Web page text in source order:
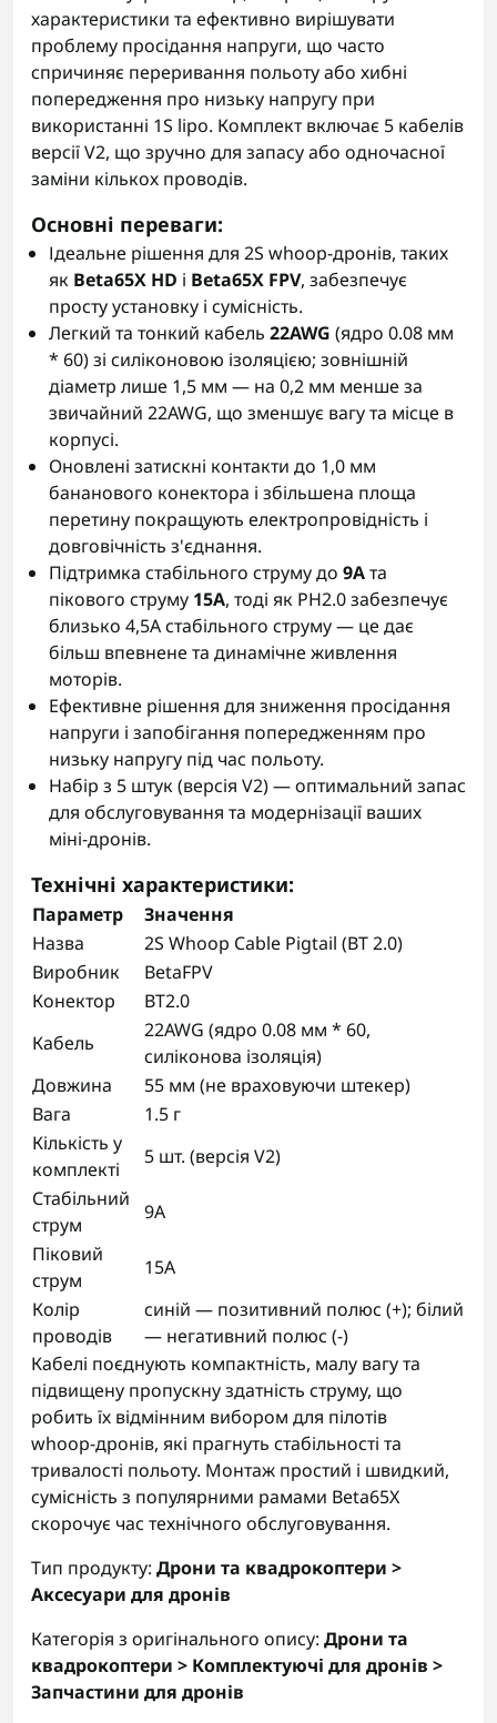
характеристики та ефективно вирішувати
проблему просідання напруги, що часто
спричиняє переривання польоту або хибні
попередження про низьку напругу при
використанні 1S lipo. Комплект включає 5 кабелів
версії V2, що зручно для запасу або одночасної
заміни кількох проводів.
Основні переваги:
Ідеальне рішення для 2S whoop‑дронів, таких
як Beta65X HD і Beta65X FPV, забезпечує
просту установку і сумісність.
Легкий та тонкий кабель 22AWG (ядро 0.08 мм
* 60) зі силіконовою ізоляцією; зовнішній
діаметр лише 1,5 мм — на 0,2 мм менше за
звичайний 22AWG, що зменшує вагу та місце в
корпусі.
Оновлені затискні контакти до 1,0 мм
бананового конектора і збільшена площа
перетину покращують електропровідність і
довговічність з'єднання.
Підтримка стабільного струму до 9Ата
пікового струму 15А, тоді як PH2.0 забезпечує
близько 4,5А стабільного струму — це дає
більш впевнене та динамічне живлення
моторів.
Ефективне рішення для зниження просідання
напруги і запобігання попередженням про
низьку напругу під час польоту.
Набір з 5 штук (версія V2) — оптимальний запас
для обслуговування та модернізації ваших
міні‑дронів.
Технічні характеристики:
Параметр
Значення
Назва
2S Whoop Cable Pigtail (BT 2.0)
Виробник
BetaFPV
Конектор
BT2.0
Кабель
22AWG (ядро 0.08 мм * 60,
силіконова ізоляція)
Довжина
55 мм (не враховуючи штекер)
Вага
1.5 г
Кількість у
комплекті
5 шт. (версія V2)
Стабільний
струм
9A
Піковий
струм
15A
Колір
проводів
синій — позитивний полюс (+); білий
— негативний полюс (-)
Кабелі поєднують компактність, малу вагу та
підвищену пропускну здатність струму, що
робить їх відмінним вибором для пілотів
whoop‑дронів, які прагнуть стабільності та
тривалості польоту. Монтаж простий і швидкий,
сумісність з популярними рамами Beta65X
скорочує час технічного обслуговування.
Тип продукту: Дрони та квадрокоптери >
Аксесуари для дронів
Категорія з оригінального опису: Дрони та
квадрокоптери > Комплектуючі для дронів >
Запчастини для дронів